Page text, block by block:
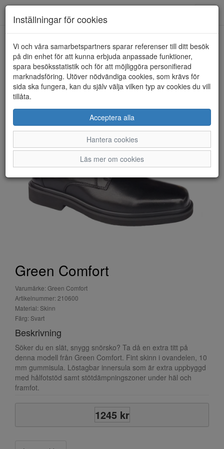
HEM GREEN COMFORT
Green Comfort
Varumärke: Green Comfort
Artikelnummer: 210600
Material: Skinn
Färg: Svart
Beskrivning
Söker du en slät, snygg snörsko? Ta då en extra titt på
denna modell från Green Comfort. Fint skinn i ovandelen, 10
mm gummisula. Löstagbar innersula som är extra uppbyggd
med hålfotstöd samt stötdämpningszoner under häl och
framfot.
1245 kr
Inställningar för cookies
Vi och våra samarbetspartners sparar referenser till ditt besök
på din enhet för att kunna erbjuda anpassade funktioner,
spara besöksstatistik och för att möjliggöra personifierad
marknadsföring. Utöver nödvändiga cookies, som krävs för
sida ska fungera, kan du själv välja vilken typ av cookies du vill
tillåta.
Acceptera alla
Hantera cookies
Läs mer om cookies